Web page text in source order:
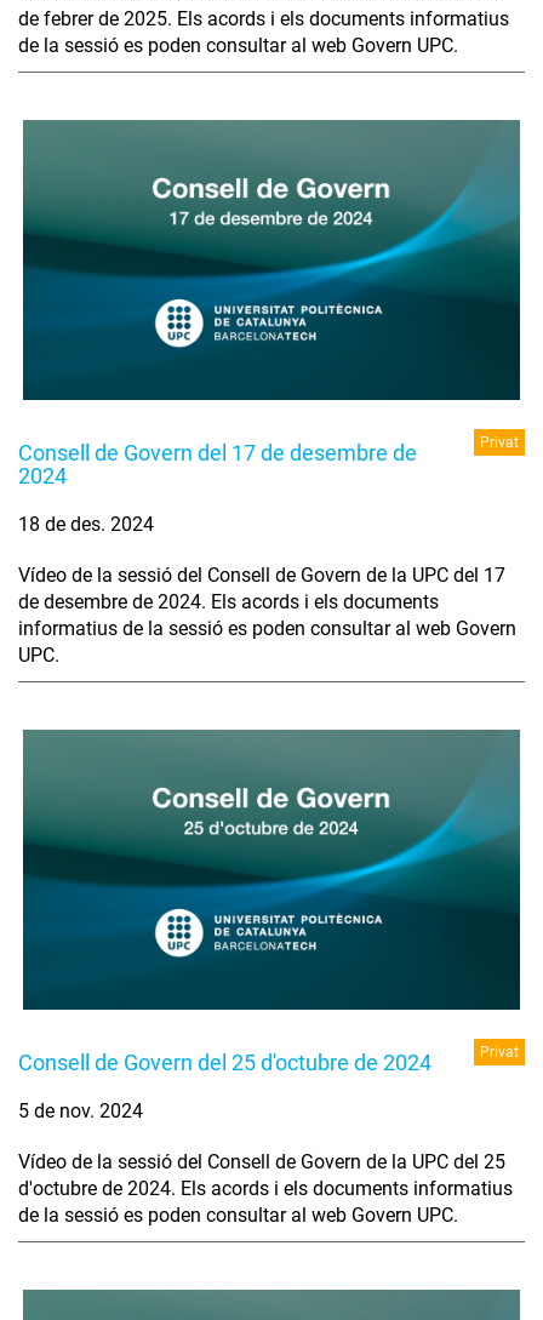
de febrer de 2025. Els acords i els documents informatius
de la sessió es poden consultar al web Govern UPC.
Consell de Govern del 17 de desembre de
2024
Privat
18 de des. 2024
Vídeo de la sessió del Consell de Govern de la UPC del 17
de desembre de 2024. Els acords i els documents
informatius de la sessió es poden consultar al web Govern
UPC.
Consell de Govern del 25 d'octubre de 2024 Privat
5 de nov. 2024
Vídeo de la sessió del Consell de Govern de la UPC del 25
d'octubre de 2024. Els acords i els documents informatius
de la sessió es poden consultar al web Govern UPC.